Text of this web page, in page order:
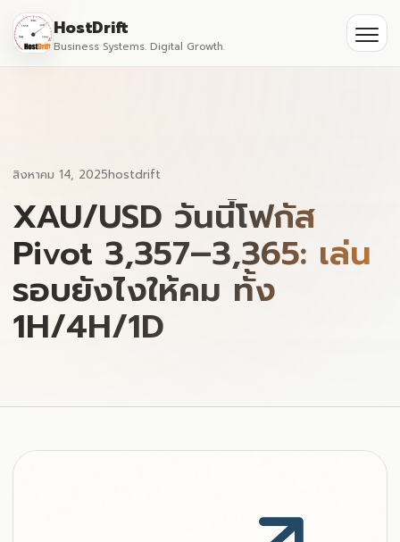
Skip
content
HostDrift
Business Systems. Digital Growth.
Partner
สิงหาคม 14, 2025hostdrift
XAU/USD วันนี้โฟกัส
Pivot 3,357–3,365: เล่น
รอบยังไงให้คม ทั้ง
1H/4H/1D